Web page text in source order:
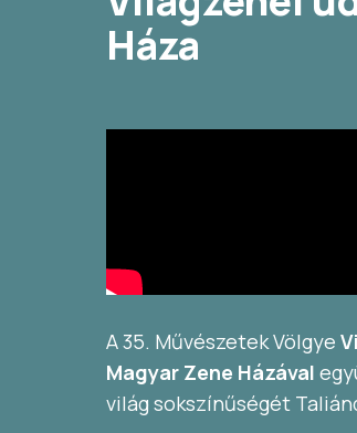
Háza
A 35. Művészetek Völgye
Magyar Zene Házával
világ sokszínűségét